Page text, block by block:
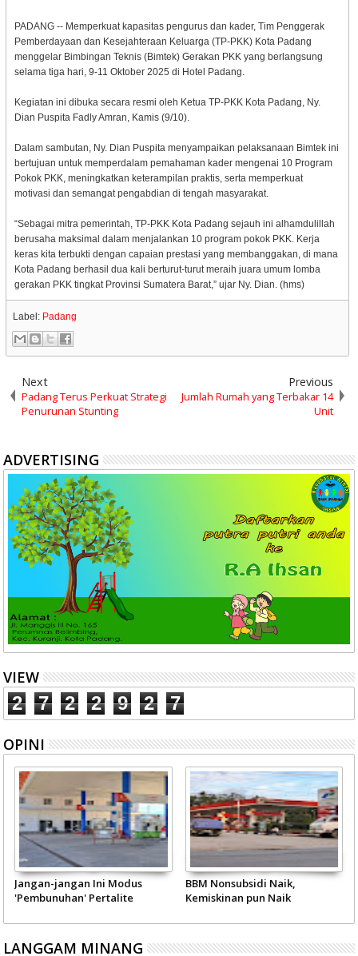
PADANG -- Memperkuat kapasitas pengurus dan kader, Tim Penggerak
Pemberdayaan dan Kesejahteraan Keluarga (TP-PKK) Kota Padang
menggelar Bimbingan Teknis (Bimtek) Gerakan PKK yang berlangsung
selama tiga hari, 9-11 Oktober 2025 di Hotel Padang.
Kegiatan ini dibuka secara resmi oleh Ketua TP-PKK Kota Padang, Ny.
Dian Puspita Fadly Amran, Kamis (9/10).
Dalam sambutan, Ny. Dian Puspita menyampaikan pelaksanaan Bimtek ini
bertujuan untuk memperdalam pemahaman kader mengenai 10 Program
Pokok PKK, meningkatkan keterampilan praktis, serta memperkuat
motivasi dan semangat pengabdian di tengah masyarakat.
“Sebagai mitra pemerintah, TP-PKK Kota Padang sejauh ini alhamdulillah
berusaha maksimal dalam menjalankan 10 program pokok PKK. Kerja
keras kita terbukti dengan capaian prestasi yang membanggakan, di mana
Kota Padang berhasil dua kali berturut-turut meraih juara umum lomba
gerakan PKK tingkat Provinsi Sumatera Barat,” ujar Ny. Dian. (hms)
Label: Padang
Next
Padang Terus Perkuat Strategi
Penurunan Stunting
Previous
Jumlah Rumah yang Terbakar 14
Unit
ADVERTISING
VIEW
2 7 2 2 9 2 7
OPINI
Jangan-jangan Ini Modus
'Pembunuhan' Pertalite
BBM Nonsubsidi Naik,
Kemiskinan pun Naik
LANGGAM MINANG